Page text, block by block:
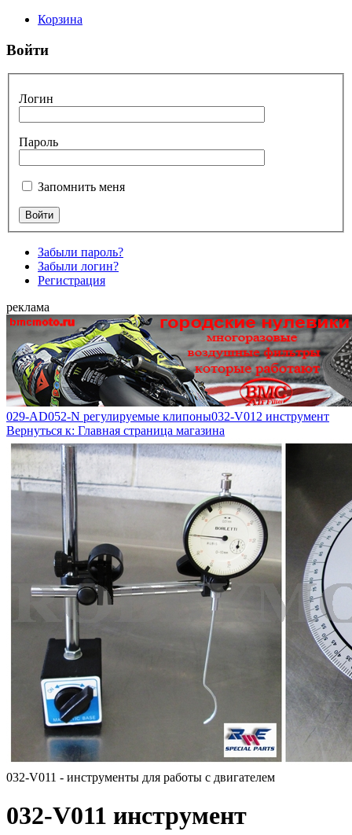
Корзина
Войти
Логин
Пароль
Запомнить меня
Забыли пароль?
Забыли логин?
Регистрация
реклама
029-AD052-N регулируемые клипоны032-V012 инструмент
Вернуться к: Главная страница магазина
032-V011 - инструменты для работы с двигателем
032-V011 инструмент